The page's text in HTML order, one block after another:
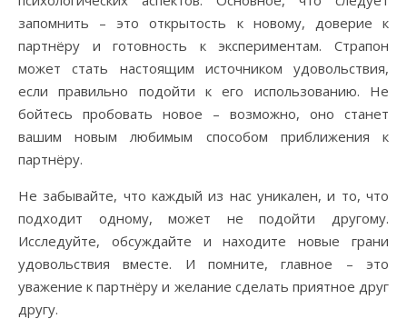
запомнить – это открытость к новому, доверие к
партнёру и готовность к экспериментам. Страпон
может стать настоящим источником удовольствия,
если правильно подойти к его использованию. Не
бойтесь пробовать новое – возможно, оно станет
вашим новым любимым способом приближения к
партнёру.
Не забывайте, что каждый из нас уникален, и то, что
подходит одному, может не подойти другому.
Исследуйте, обсуждайте и находите новые грани
удовольствия вместе. И помните, главное – это
уважение к партнёру и желание сделать приятное друг
другу.